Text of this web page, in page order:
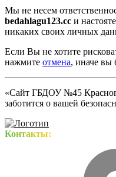
Мы не несем
bedahlagu123.cc и
никаких своих личных
Если Вы не хотите
нажмите отмена, иначе вы
«Сайт ГБДОУ №45
заботится о вашей
Контакты: